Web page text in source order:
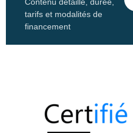
tarifs et modalités de
financement